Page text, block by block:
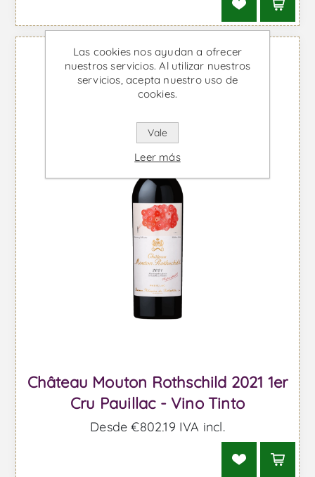
Château Mouton Rothschild 2021 1er
Cru Pauillac - Vino Tinto
Desde €802,19 IVA incl.
Las cookies nos ayudan a ofrecer
nuestros servicios. Al utilizar nuestros
servicios, acepta nuestro uso de
cookies.
Vale
Leer más